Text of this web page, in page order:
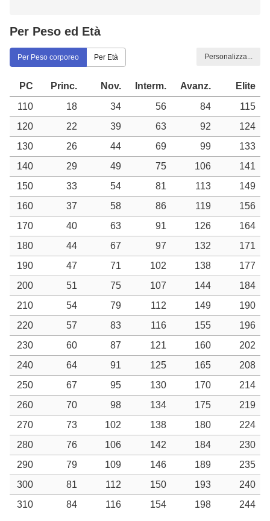
Per Peso ed Età
Per Peso corporeo Per Età Personalizza...
PC Princ. Nov. Interm. Avanz.
Elite
110
18 34 56 84
115
120
22 39 63 92
124
130
26 44 69 99
133
140
29 49 75 106
141
150
33 54 81 113
149
160
37 58 86 119
156
170
40 63 91 126
164
180
44 67 97 132
171
190
47 71 102 138
177
200
51 75 107 144
184
210
54 79 112 149
190
220
57 83 116 155
196
230
60 87 121 160
202
240
64 91 125 165
208
250
67 95 130 170
214
260
70 98 134 175
219
270
73 102 138 180
224
280
76 106 142 184
230
290
79 109 146 189
235
300
81 112 150 193
240
310
84 116 154 198 244